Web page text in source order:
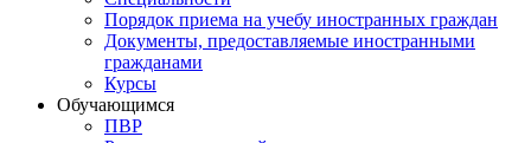
Порядок приема на учебу иностранных граждан
Документы, предоставляемые иностранными
гражданами
Курсы
Обучающимся
ПВР